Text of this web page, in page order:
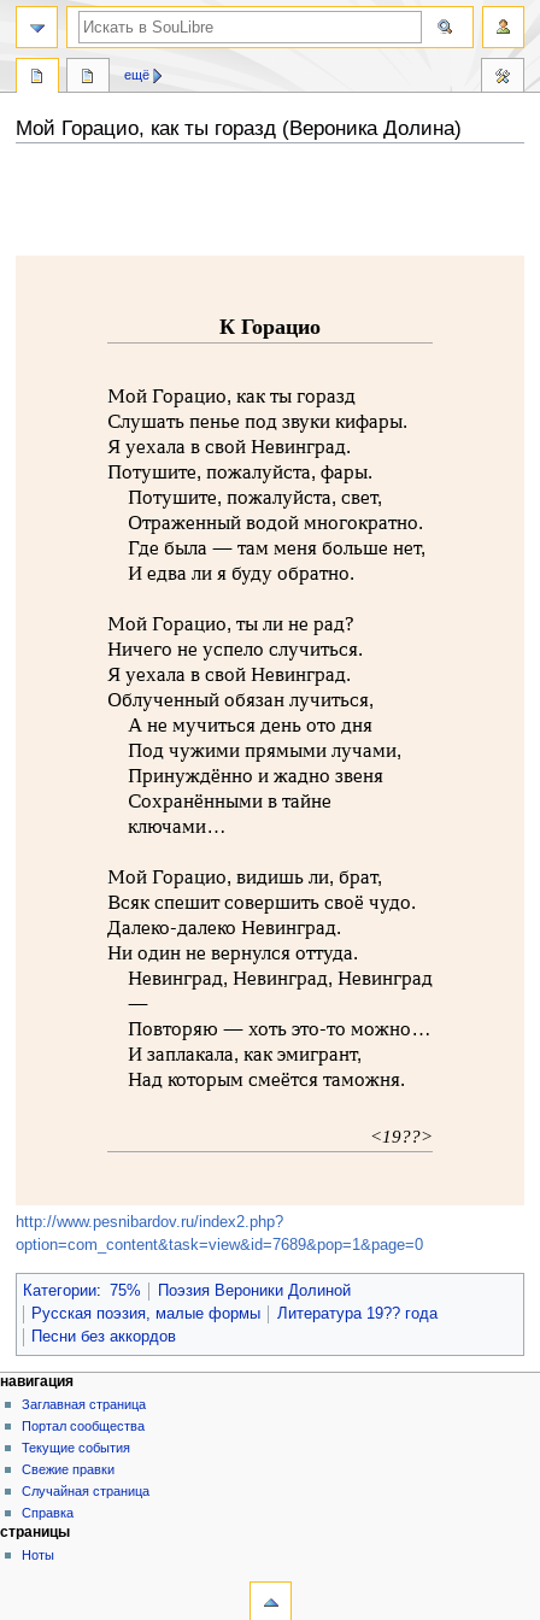
Мой Горацио, как ты горазд (Вероника Долина)
К Горацио
Мой Горацио, как ты горазд
Слушать пенье под звуки кифары.
Я уехала в свой Невинград.
Потушите, пожалуйста, фары.
Потушите, пожалуйста, свет,
Отраженный водой многократно.
Где была — там меня больше нет,
И едва ли я буду обратно.
Мой Горацио, ты ли не рад?
Ничего не успело случиться.
Я уехала в свой Невинград.
Облученный обязан лучиться,
А не мучиться день ото дня
Под чужими прямыми лучами,
Принуждённо и жадно звеня
Сохранёнными в тайне
ключами…
Мой Горацио, видишь ли, брат,
Всяк спешит совершить своё чудо.
Далеко-далеко Невинград.
Ни один не вернулся оттуда.
Невинград, Невинград, Невинград
—
Повторяю — хоть это-то можно…
И заплакала, как эмигрант,
Над которым смеётся таможня.
<19??>
http://www.pesnibardov.ru/index2.php?
option=com_content&task=view&id=7689&pop=1&page=0
Категории: 75%
Поэзия Вероники Долиной
Русская поэзия, малые формы
Литература 19?? года
Песни без аккордов
ещё
навигация
Заглавная страница
Портал сообщества
Текущие события
Свежие правки
Случайная страница
Справка
страницы
Ноты